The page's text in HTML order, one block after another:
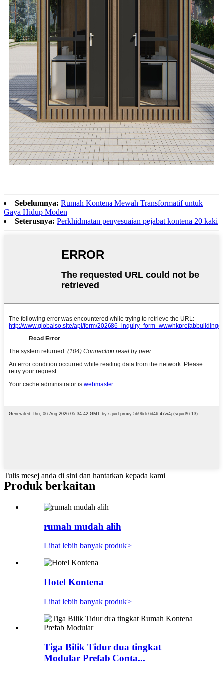
Sebelumnya: Rumah Kontena Mewah Transformatif untuk
Gaya Hidup Moden
Seterusnya: Perkhidmatan penyesuaian pejabat kontena 20 kaki
Tulis mesej anda di sini dan hantarkan kepada kami
Produk berkaitan
rumah mudah alih
Lihat lebih banyak produk>
Hotel Kontena
Lihat lebih banyak produk>
Tiga Bilik Tidur dua tingkat
Modular Prefab Conta...